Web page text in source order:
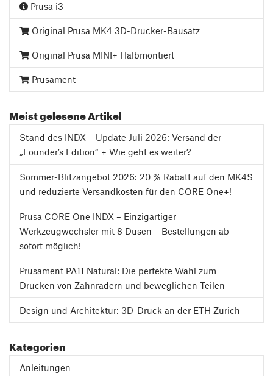
Prusa i3
Original Prusa MK4 3D-Drucker-Bausatz
Original Prusa MINI+ Halbmontiert
Prusament
Meist gelesene Artikel
Stand des INDX – Update Juli 2026: Versand der
„Founder’s Edition“ + Wie geht es weiter?
Sommer-Blitzangebot 2026: 20 % Rabatt auf den MK4S
und reduzierte Versandkosten für den CORE One+!
Prusa CORE One INDX – Einzigartiger
Werkzeugwechsler mit 8 Düsen – Bestellungen ab
sofort möglich!
Prusament PA11 Natural: Die perfekte Wahl zum
Drucken von Zahnrädern und beweglichen Teilen
Design und Architektur: 3D-Druck an der ETH Zürich
Kategorien
Anleitungen